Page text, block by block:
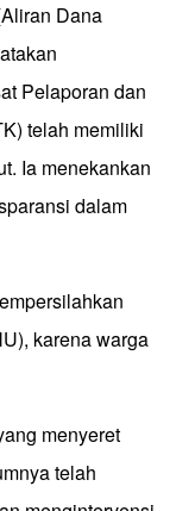
Dana
Pelaporan dan
telah memiliki
Ia menekankan
dalam
karena warga
menyeret
telah